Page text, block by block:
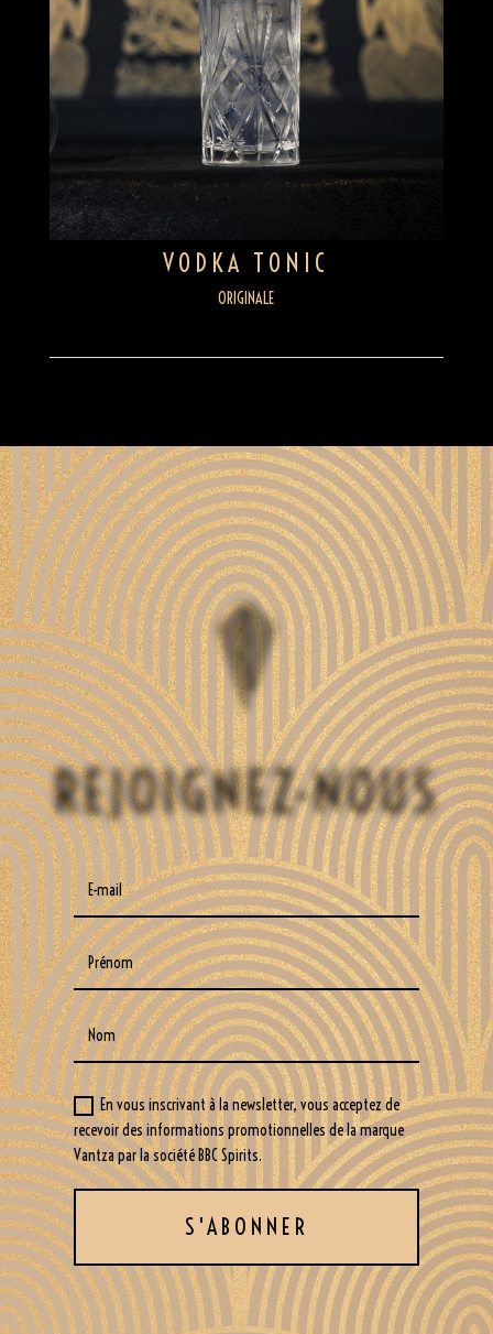
VODKA TONIC
ORIGINALE
REJOIGNEZ-NOUS
En vous inscrivant à la newsletter, vous acceptez de
recevoir des informations promotionnelles de la marque
Vantza par la société BBC Spirits.
S'ABONNER